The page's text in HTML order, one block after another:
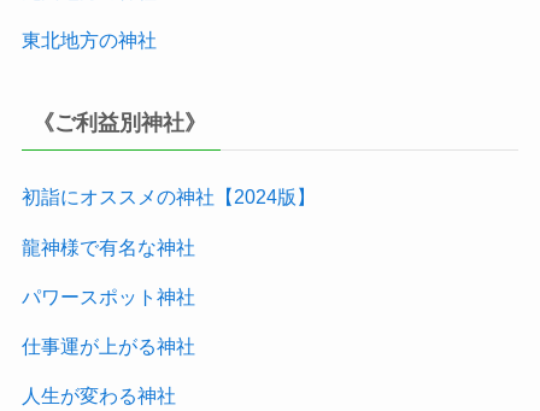
東北地方の神社
《ご利益別神社》
初詣にオススメの神社【2024版 】
龍神様で有名な神社
パワースポット神社
仕事運が上がる神社
人生が変わる神社